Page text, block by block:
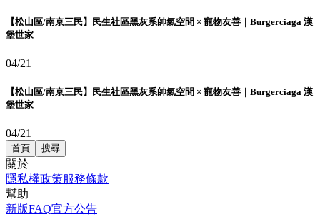
【松山區/南京三民】民生社區黑灰系帥氣空間 × 寵物友善｜Burgerciaga 漢
堡世家
04/21
【松山區/南京三民】民生社區黑灰系帥氣空間 × 寵物友善｜Burgerciaga 漢
堡世家
04/21
首頁 搜尋
關於
隱私權政策服務條款
幫助
新版FAQ官方公告